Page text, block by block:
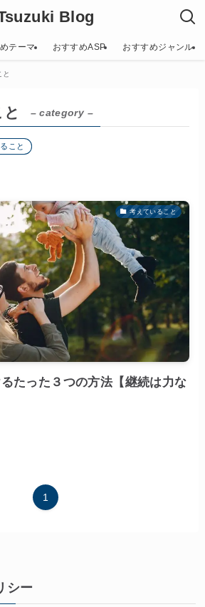
Blog
テーマ おすすめASP おすすめジャンル
と
– category –
こと
考えていること
たった３つの方法【継続は力な
1
シー